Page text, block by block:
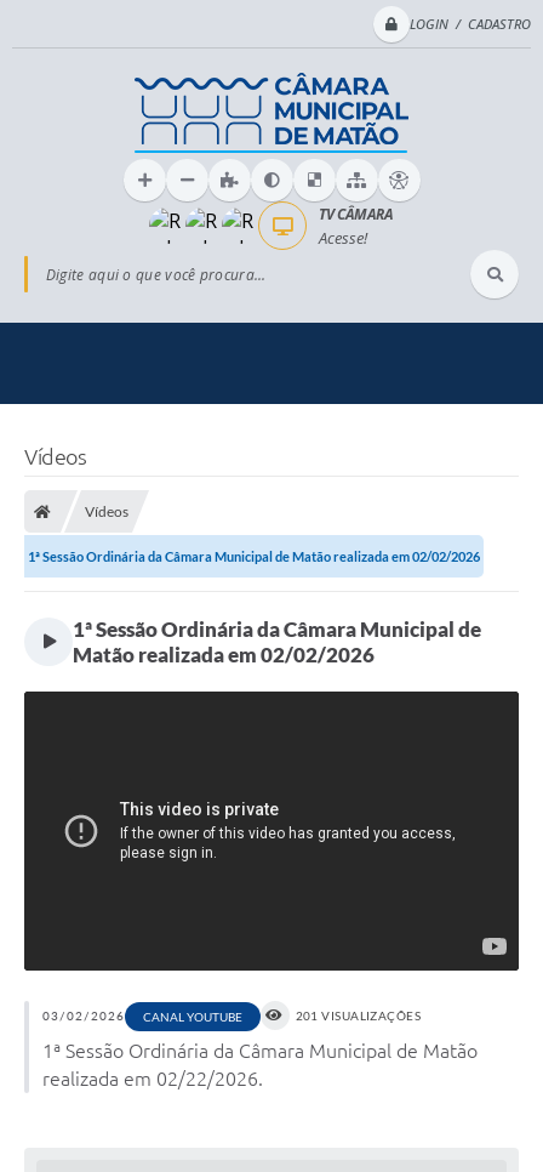
LOGIN / CADASTRO
Digite aqui o que você procura...
TV CÂMARA
Acesse!
Vídeos
Vídeos
1ª Sessão Ordinária da Câmara Municipal de Matão realizada em 02/02/2026
1ª Sessão Ordinária da Câmara Municipal de
Matão realizada em 02/02/2026
03/02/2026 CANAL YOUTUBE 201 VISUALIZAÇÕES
1ª Sessão Ordinária da Câmara Municipal de Matão
realizada em 02/22/2026.